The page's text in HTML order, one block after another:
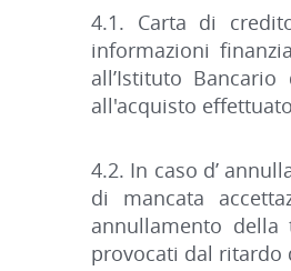
4.1. Carta di
informazioni
all’Istituto
all'acquisto
4.2. In caso d’
di mancata
annullamento
provocati dal ritardo